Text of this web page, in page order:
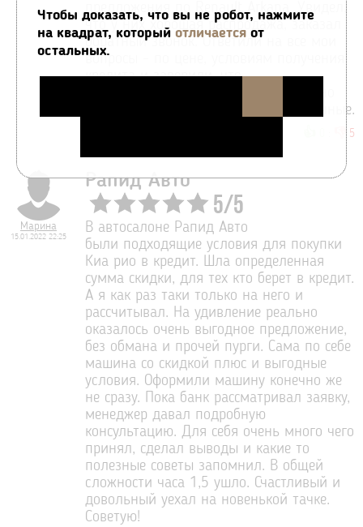
предложения по Renault Arkana. Увидел,
что у них хорошая распродажа, заказал
обратный звонок. Ответили на все мои
вопросы - по цене, условиям получения
кредита и заверили, что
меня дождется. Купил, условия отличные.
5
Марина
15.01.2022 22:25
Рапид Авто
5/5
В автосалоне Рапид Авто
были подходящие условия для покупки
Киа рио в кредит. Шла определенная
сумма скидки, для тех кто берет в кредит.
А я как раз таки только на него и
рассчитывал. На удивление реально
оказалось очень выгодное предложение,
без обмана и прочей пурги. Сама по себе
машина со скидкой плюс и выгодные
условия. Оформили машину конечно же
не сразу. Пока банк рассматривал заявку,
менеджер давал подробную
консультацию. Для себя очень много чего
принял, сделал выводы и какие то
полезные советы запомнил. В общей
сложности часа 1,5 ушло. Счастливый и
довольный уехал на новенькой тачке.
Советую!
Чтобы доказать, что вы не робот, нажмите
на квадрат, который отличается от
остальных.